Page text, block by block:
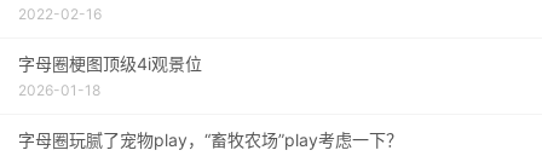
2022-02-16
字母圈梗图顶级4i观景位
2026-01-18
字母圈玩腻了宠物play，“畜牧农场”play考虑一下？